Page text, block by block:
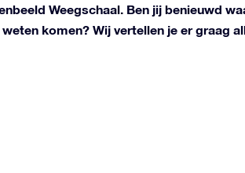
Weegschaal. Ben jij benieuwd
komen? Wij vertellen je er graag